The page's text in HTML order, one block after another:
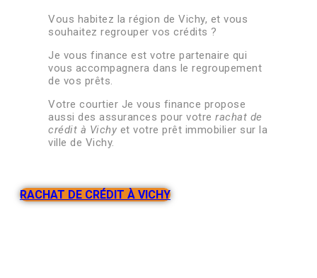
Vous habitez la région de Vichy, et vous
souhaitez regrouper vos crédits ?
Je vous finance est votre partenaire qui
vous accompagnera dans le regroupement
de vos prêts.
Votre courtier Je vous finance propose
aussi des assurances pour votre rachat de
crédit à Vichy et votre prêt immobilier sur la
ville de Vichy.
RACHAT DE CRÉDIT À VICHY